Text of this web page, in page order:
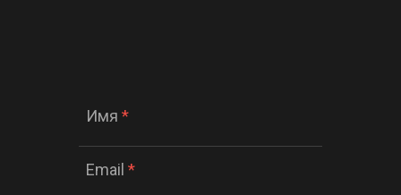
Имя *
Email *